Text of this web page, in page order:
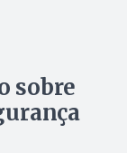
sobre